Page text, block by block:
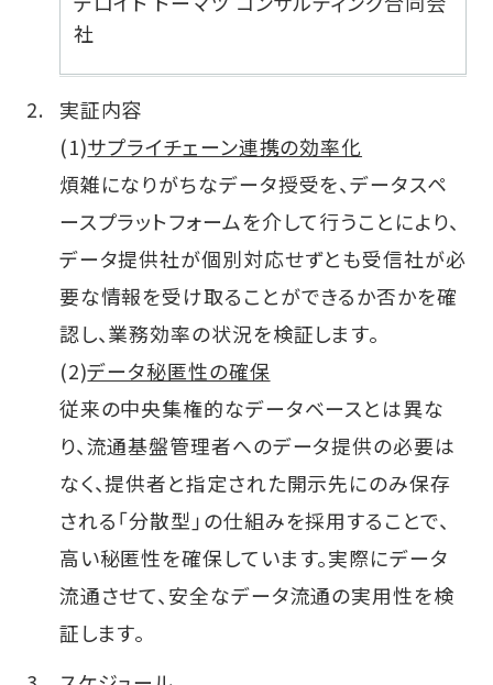
社
実証内容
(1)サプライチェーン連携の効率化
煩雑になりがちなデータ授受を、データスペ
ースプラットフォームを介して行うことにより、
データ提供社が個別対応せずとも受信社が必
要な情報を受け取ることができるか否かを確
認し、業務効率の状況を検証します。
(2)データ秘匿性の確保
従来の中央集権的なデータベースとは異な
り、流通基盤管理者へのデータ提供の必要は
なく、提供者と指定された開示先にのみ保存
される「分散型」の仕組みを採用することで、
高い秘匿性を確保しています。実際にデータ
流通させて、安全なデータ流通の実用性を検
証します。